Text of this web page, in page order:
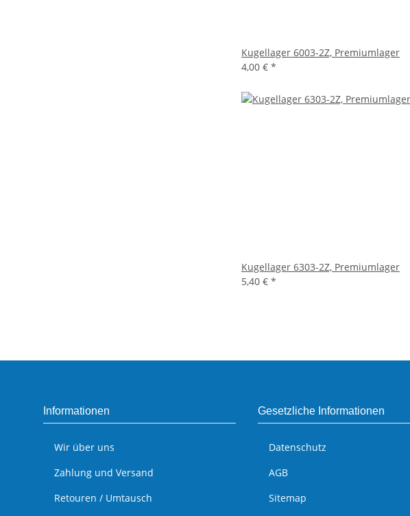
Kugellager 6003-2Z, Premiumlager
4,00 € *
Kugellager 6303-2Z, Premiumlager
5,40 € *
Informationen
Wir über uns
Zahlung und Versand
Retouren / Umtausch
Gesetzliche Informationen
Datenschutz
AGB
Sitemap